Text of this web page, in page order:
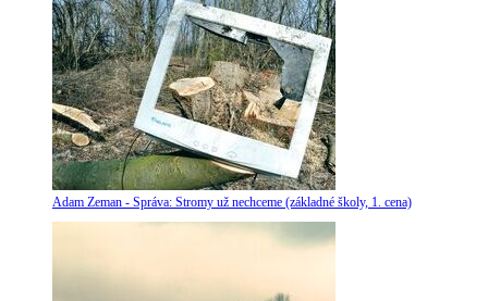
Adam Zeman - Správa: Stromy už nechceme (základné školy, 1. cena)